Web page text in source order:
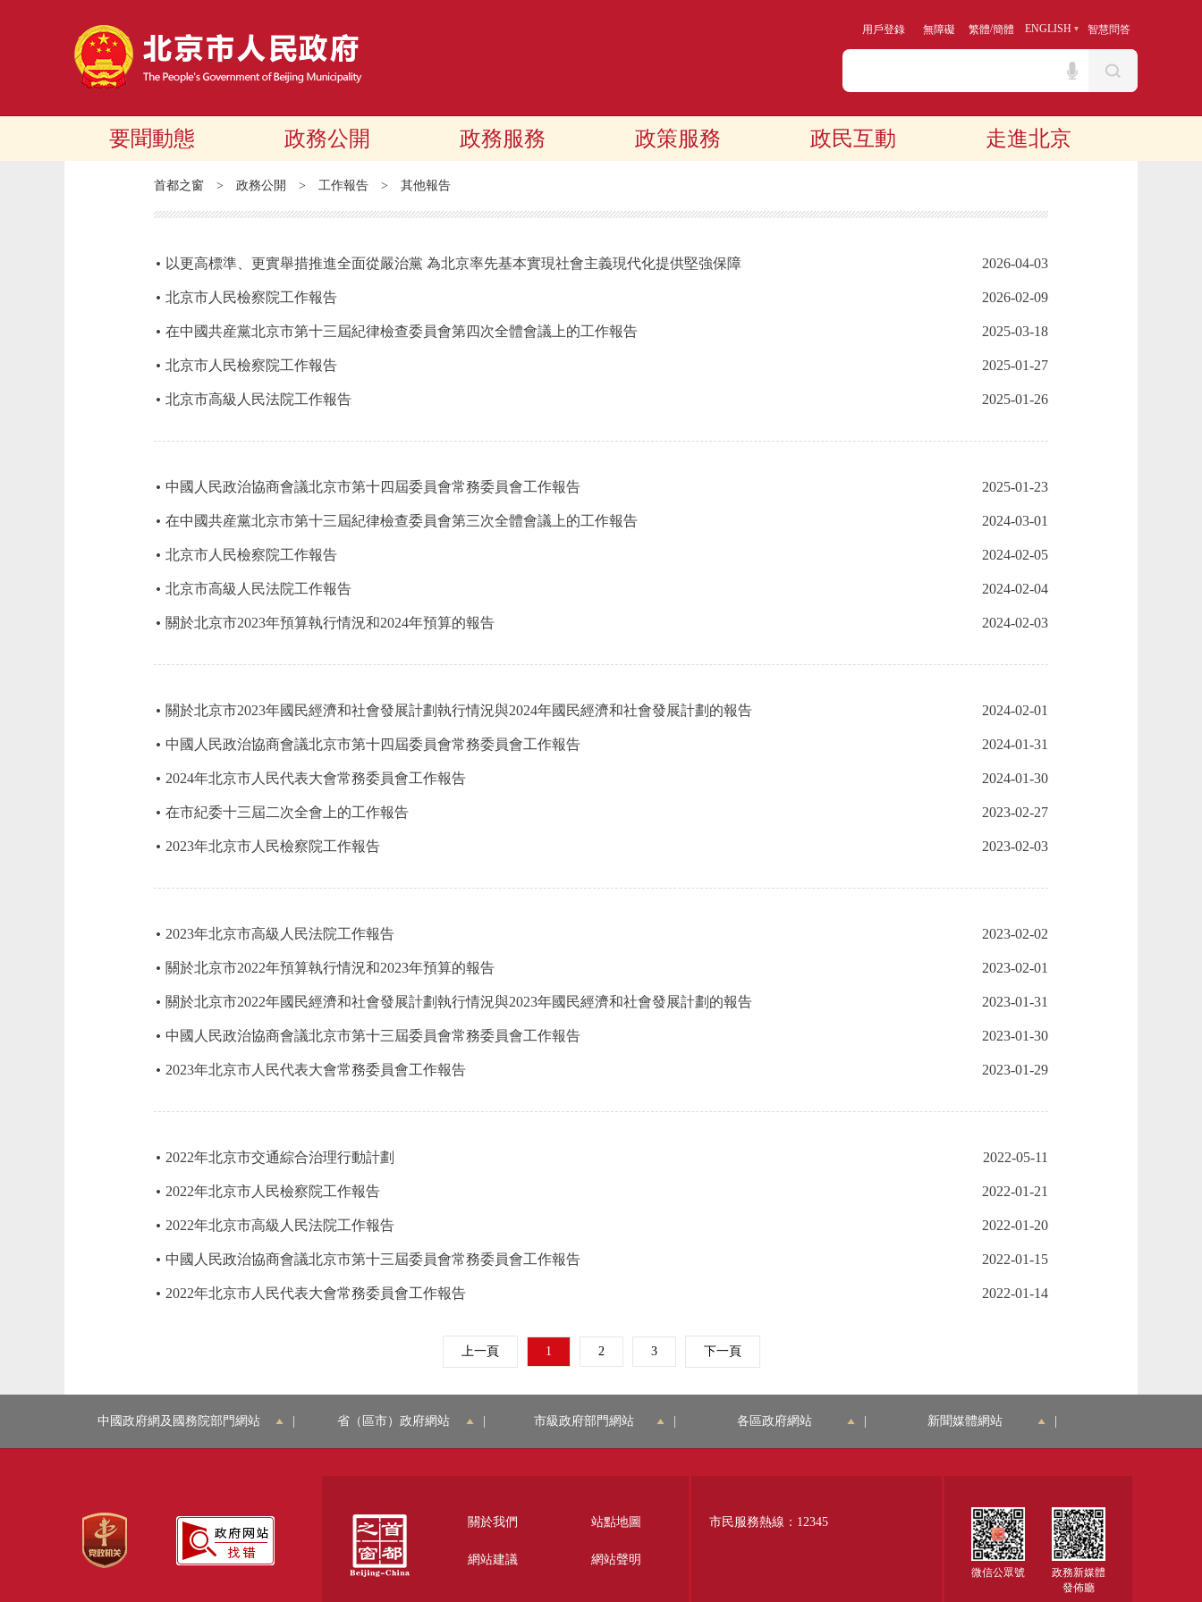
用戶登錄 無障礙 繁體/簡體 ENGLISH 智慧問答
要聞動態 政務公開 政務服務 政策服務 政民互動 走進北京
首都之窗 > 政務公開 > 工作報告 > 其他報告
以更高標準、更實舉措推進全面從嚴治黨 為北京率先基本實現社會主義現代化提供堅強保障 2026-04-03
北京市人民檢察院工作報告 2026-02-09
在中國共産黨北京市第十三屆紀律檢查委員會第四次全體會議上的工作報告 2025-03-18
北京市人民檢察院工作報告 2025-01-27
北京市高級人民法院工作報告 2025-01-26
中國人民政治協商會議北京市第十四屆委員會常務委員會工作報告 2025-01-23
在中國共産黨北京市第十三屆紀律檢查委員會第三次全體會議上的工作報告 2024-03-01
北京市人民檢察院工作報告 2024-02-05
北京市高級人民法院工作報告 2024-02-04
關於北京市2023年預算執行情況和2024年預算的報告 2024-02-03
關於北京市2023年國民經濟和社會發展計劃執行情況與2024年國民經濟和社會發展計劃的報告 2024-02-01
中國人民政治協商會議北京市第十四屆委員會常務委員會工作報告 2024-01-31
2024年北京市人民代表大會常務委員會工作報告 2024-01-30
在市紀委十三屆二次全會上的工作報告 2023-02-27
2023年北京市人民檢察院工作報告 2023-02-03
2023年北京市高級人民法院工作報告 2023-02-02
關於北京市2022年預算執行情況和2023年預算的報告 2023-02-01
關於北京市2022年國民經濟和社會發展計劃執行情況與2023年國民經濟和社會發展計劃的報告 2023-01-31
中國人民政治協商會議北京市第十三屆委員會常務委員會工作報告 2023-01-30
2023年北京市人民代表大會常務委員會工作報告 2023-01-29
2022年北京市交通綜合治理行動計劃 2022-05-11
2022年北京市人民檢察院工作報告 2022-01-21
2022年北京市高級人民法院工作報告 2022-01-20
中國人民政治協商會議北京市第十三屆委員會常務委員會工作報告 2022-01-15
2022年北京市人民代表大會常務委員會工作報告 2022-01-14
上一頁 1 2 3 下一頁
中國政府網及國務院部門網站 省（區市）政府網站 市級政府部門網站 各區政府網站 新聞媒體網站
關於我們 站點地圖
網站建議 網站聲明
市民服務熱線：12345
微信公眾號
政務新媒體
發佈廳